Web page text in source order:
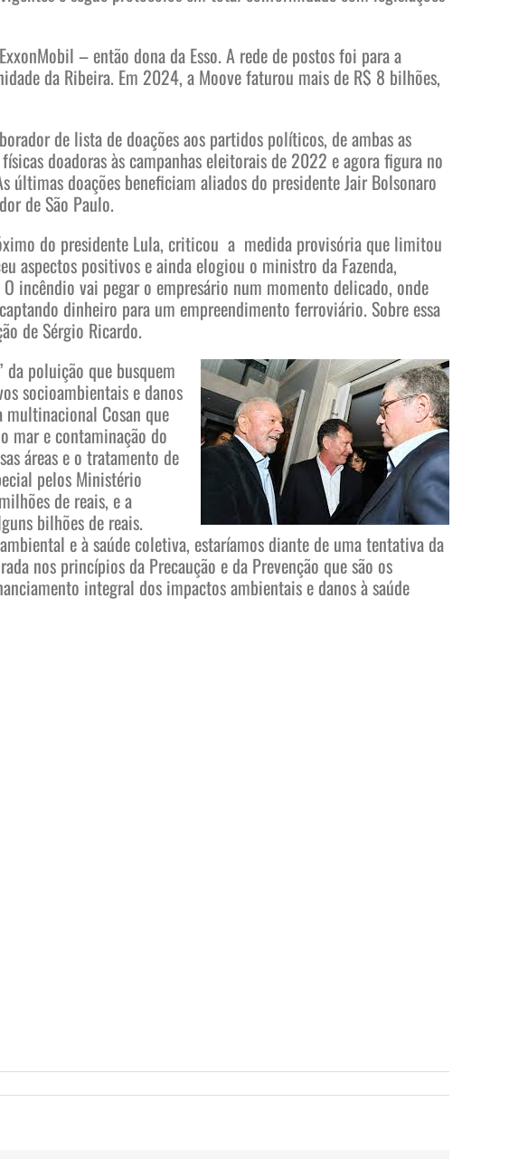
– então dona da Esso. A rede de postos foi para a
da Ribeira. Em 2024, a Moove faturou mais de R$ 8 bilhões,
de lista de doações aos partidos políticos, de ambas as
doadoras às campanhas eleitorais de 2022 e agora figura no
doações beneficiam aliados do presidente Jair Bolsonaro
de São Paulo.
do presidente Lula, criticou a medida provisória que limitou
aspectos positivos e ainda elogiou o ministro da Fazenda,
incêndio vai pegar o empresário num momento delicado, onde
dinheiro para um empreendimento ferroviário. Sobre essa
de Sérgio Ricardo.
poluição que busquem
socioambientais e danos
multinacional Cosan que
mar e contaminação do
áreas e o tratamento de
pelos Ministério
de reais, e a
bilhões de reais.
e à saúde coletiva, estaríamos diante de uma tentativa da
nos princípios da Precaução e da Prevenção que são os
integral dos impactos ambientais e danos à saúde